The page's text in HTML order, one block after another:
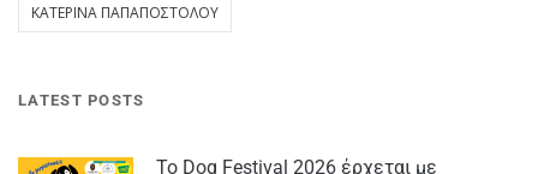
ΚΑΤΕΡΊΝΑ ΠΑΠΑΠΟΣΤΌΛΟΥ
LATEST POSTS
Το Dog Festival 2026 έρχεται με